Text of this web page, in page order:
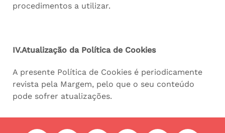
procedimentos a utilizar.
IV.Atualização da Política de Cookies
A presente Política de Cookies é periodicamente
revista pela Margem, pelo que o seu conteúdo
pode sofrer atualizações.